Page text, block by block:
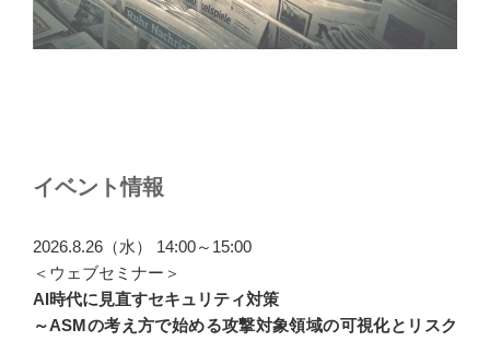
イベント情報
2026.8.26（水） 14:00～15:00
＜ウェブセミナー＞
AI時代に見直すセキュリティ対策
～ASMの考え方で始める攻撃対象領域の可視化とリスク